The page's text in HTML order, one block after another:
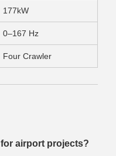
177kW
0–167 Hz
Four Crawler
for airport projects?